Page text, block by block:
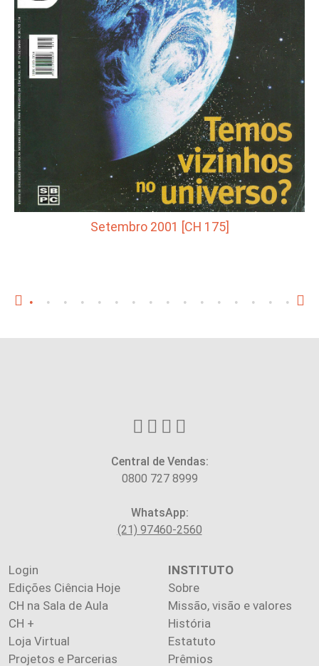
Setembro 2001 [CH 175]
Central de Vendas:
0800 727 8999
WhatsApp:
(21) 97460-2560
Login
Edições Ciência Hoje
CH na Sala de Aula
CH +
Loja Virtual
Projetos e Parcerias
INSTITUTO
Sobre
Missão, visão e valores
História
Estatuto
Prêmios